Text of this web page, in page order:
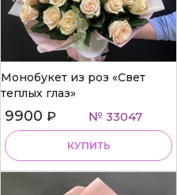
Монобукет из роз «Свет
теплых глаз»
9900 ₽ № 33047
КУПИТЬ